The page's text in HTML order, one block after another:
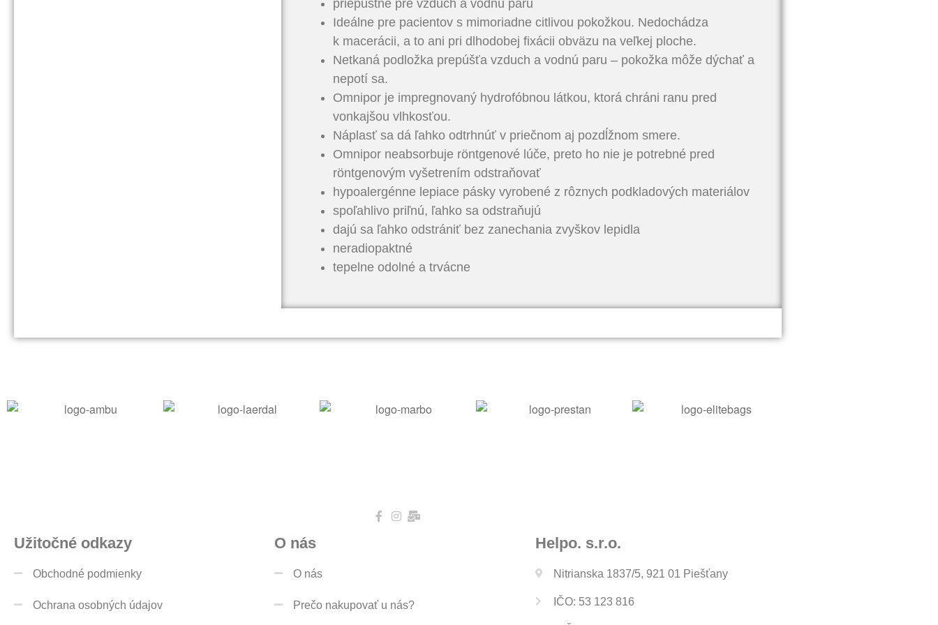
priepustné pre vzduch a vodnú paru
Ideálne pre pacientov s mimoriadne citlivou pokožkou. Nedochádza
k macerácii, a to ani pri dlhodobej fixácii obväzu na veľkej ploche.
Netkaná podložka prepúšťa vzduch a vodnú paru – pokožka môže dýchať a
nepotí sa.
Omnipor je impregnovaný hydrofóbnou látkou, ktorá chráni ranu pred
vonkajšou vlhkosťou.
Náplasť sa dá ľahko odtrhnúť v priečnom aj pozdĺžnom smere.
Omnipor neabsorbuje röntgenové lúče, preto ho nie je potrebné pred
röntgenovým vyšetrením odstraňovať
hypoalergénne lepiace pásky vyrobené z rôznych podkladových materiálov
spoľahlivo priľnú, ľahko sa odstraňujú
dajú sa ľahko odstrániť bez zanechania zvyškov lepidla
neradiopaktné
tepelne odolné a trvácne
Užitočné odkazy
Obchodné podmienky
Ochrana osobných údajov
O nás
O nás
Prečo nakupovať u nás?
Helpo. s.r.o.
Nitrianska 1837/5, 921 01 Piešťany
IČO: 53 123 816